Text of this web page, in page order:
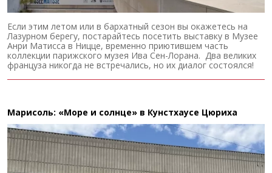
Если этим летом или в бархатный сезон вы окажетесь на
Лазурном берегу, постарайтесь посетить выставку в Музее
Анри Матисса в Ницце, временно приютившем часть
коллекции парижского музея Ива Сен-Лорана. Два великих
француза никогда не встречались, но их диалог состоялся!
Марисоль: «Море и солнце» в Кунстхаусе Цюриха